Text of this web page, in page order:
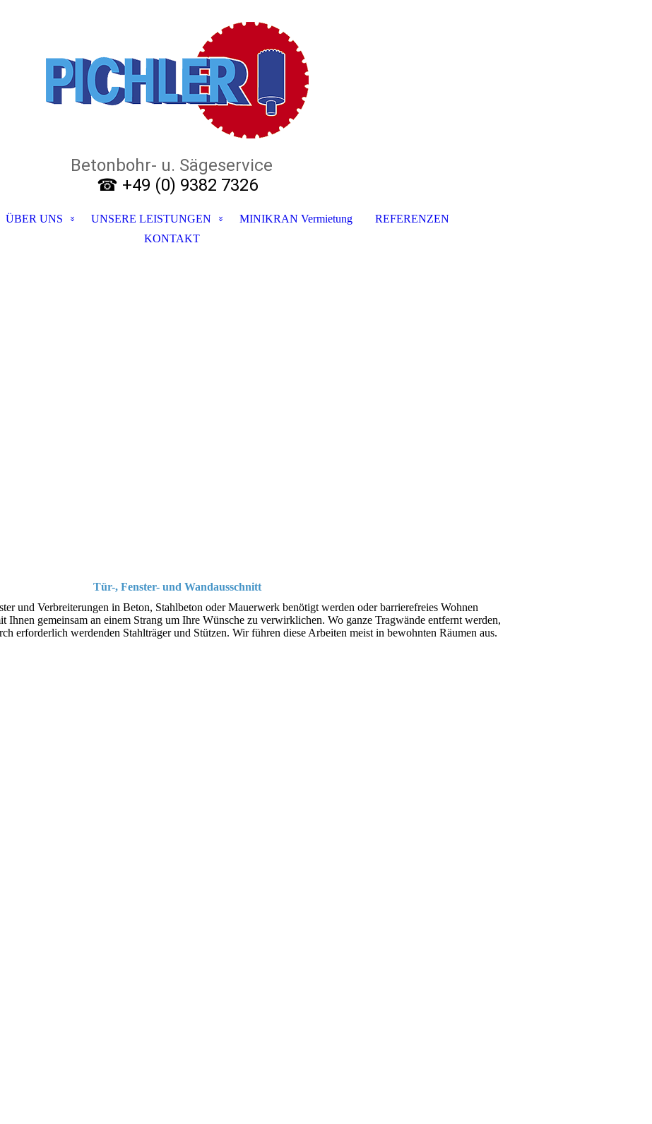
Betonbohr- u. Sägeservice
☎ +49 (0) 9382 7326
ÜBER UNS UNSERE LEISTUNGEN MINIKRAN Vermietung
REFERENZEN
KONTAKT
Tür-, Fenster- und Wandausschnitt
und Verbreiterungen in Beton, Stahlbeton oder Mauerwerk benötigt werden oder barrierefreies Wohnen
Ihnen gemeinsam an einem Strang um Ihre Wünsche zu verwirklichen. Wo ganze Tragwände entfernt werden,
erforderlich werdenden Stahlträger und Stützen. Wir führen diese Arbeiten meist in bewohnten Räumen aus.